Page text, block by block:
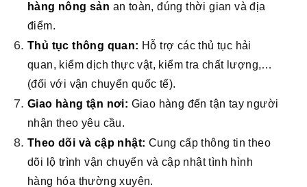
hàng nông sản an toàn, đúng thời gian và địa
điểm.
Thủ tục thông quan: Hỗ trợ các thủ tục hải
quan, kiểm dịch thực vật, kiểm tra chất lượng,…
(đối với vận chuyển quốc tế).
Giao hàng tận nơi: Giao hàng đến tận tay người
nhận theo yêu cầu.
Theo dõi và cập nhật: Cung cấp thông tin theo
dõi lộ trình vận chuyển và cập nhật tình hình
hàng hóa thường xuyên.